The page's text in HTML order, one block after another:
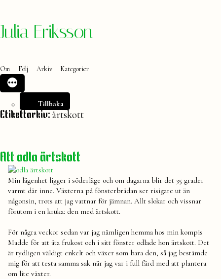
Hoppa
Julia Eriksson
Om Följ Arkiv Kategorier
Tillbaka
Etikettarkiv: ärtskott
Att odla ärtskott
Min lägenhet ligger i söderläge och om dagarna blir det 35 grader
varmt där inne. Växterna på fönsterbrädan ser risigare ut än
någonsin, trots att jag vattnar för jämnan. Allt slokar och vissnar
förutom i en kruka: den med ärtskott.
För några veckor sedan var jag nämligen hemma hos min kompis
Madde för att äta frukost och i sitt fönster odlade hon ärtskott. Det
är tydligen väldigt enkelt och växer som bara den, så jag bestämde
mig för att testa samma sak när jag var i full färd med att plantera
om lite växter.